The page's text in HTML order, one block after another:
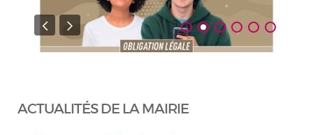
ACTUALITÉS DE LA MAIRIE